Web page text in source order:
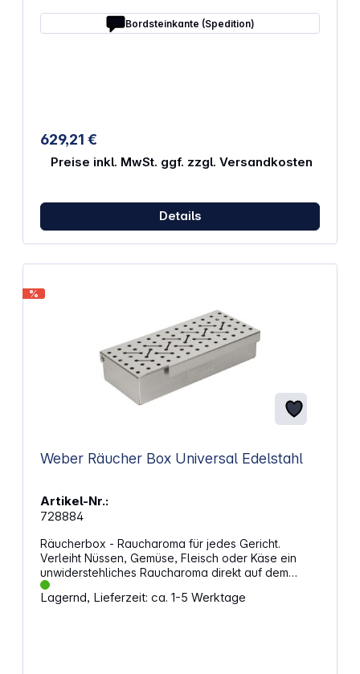
verschiedenen Ebenen positioniert werden
Integrierter Griff für einfache Manövrierbarkeit 4
Bordsteinkante (Spedition)
629,21 €
Preise inkl. MwSt. ggf. zzgl. Versandkosten
Details
%
Weber Räucher Box Universal Edelstahl
Artikel-Nr.:
728884
Räucherbox - Raucharoma für jedes Gericht.
Verleiht Nüssen, Gemüse, Fleisch oder Käse ein
unwiderstehliches Raucharoma direkt auf dem
Grillrost. Eigenschaften: Zum Räuchern direkt auf
dem Grillrost Passend für: Weber Q 200/2000 Serie
Lagernd, Lieferzeit: ca. 1-5 Werktage